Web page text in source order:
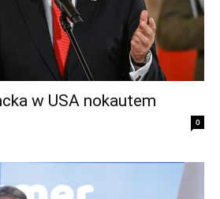
w USA nokautem
0